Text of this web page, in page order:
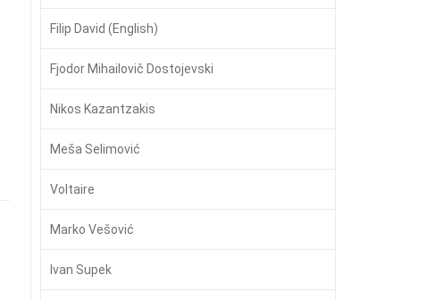
Filip David (English)
Fjodor Mihailovič Dostojevski
Nikos Kazantzakis
Meša Selimović
Voltaire
Marko Vešović
Ivan Supek